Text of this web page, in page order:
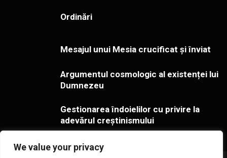
We value your privacy
Ordinări
Mesajul unui Mesia crucificat și înviat
Argumentul cosmologic al existenței lui
Dumnezeu
Gestionarea îndoielilor cu privire la
adevărul creștinismului